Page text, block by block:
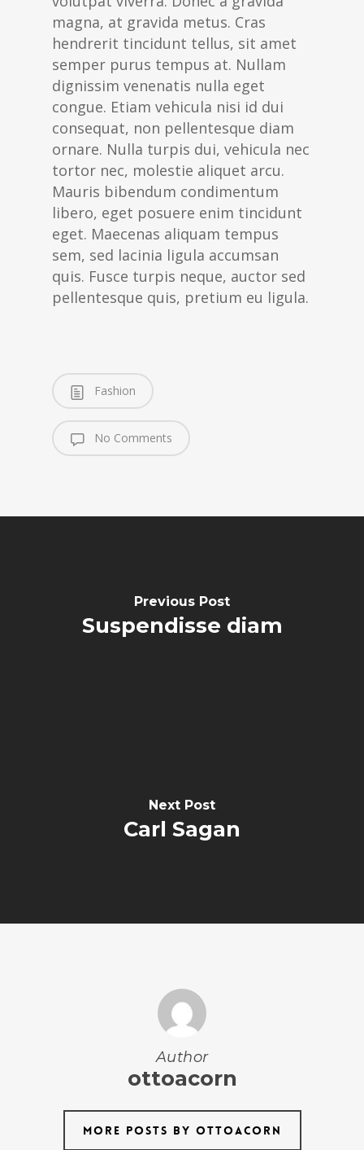
magna, at gravida metus. Cras
hendrerit tincidunt tellus, sit amet
semper purus tempus at. Nullam
dignissim venenatis nulla eget
congue. Etiam vehicula nisi id dui
consequat, non pellentesque diam
ornare. Nulla turpis dui, vehicula nec
tortor nec, molestie aliquet arcu.
Mauris bibendum condimentum
libero, eget posuere enim tincidunt
eget. Maecenas aliquam tempus
sem, sed lacinia ligula accumsan
quis. Fusce turpis neque, auctor sed
pellentesque quis, pretium eu ligula.
Fashion
No Comments
Previous Post
Suspendisse diam
Next Post
Carl Sagan
Author
ottoacorn
More posts by ottoacorn